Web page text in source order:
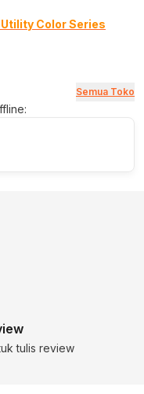
Color Series
Semua Toko
tulis review